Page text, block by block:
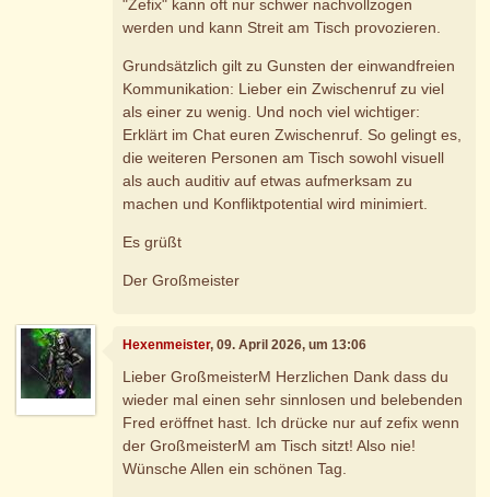
"Zefix" kann oft nur schwer nachvollzogen
werden und kann Streit am Tisch provozieren.
Grundsätzlich gilt zu Gunsten der einwandfreien
Kommunikation: Lieber ein Zwischenruf zu viel
als einer zu wenig. Und noch viel wichtiger:
Erklärt im Chat euren Zwischenruf. So gelingt es,
die weiteren Personen am Tisch sowohl visuell
als auch auditiv auf etwas aufmerksam zu
machen und Konfliktpotential wird minimiert.
Es grüßt
Der Großmeister
Hexenmeister, 09. April 2026, um 13:06
Lieber GroßmeisterM Herzlichen Dank dass du
wieder mal einen sehr sinnlosen und belebenden
Fred eröffnet hast. Ich drücke nur auf zefix wenn
der GroßmeisterM am Tisch sitzt! Also nie!
Wünsche Allen ein schönen Tag.